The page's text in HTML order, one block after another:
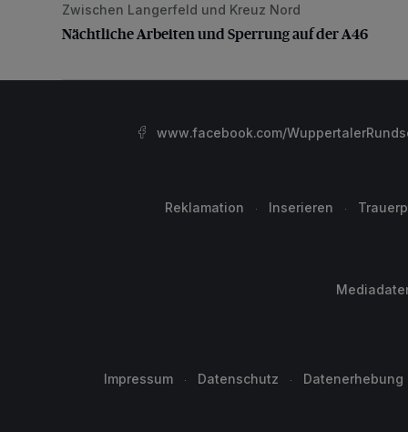
Nächtliche Arbeiten und Sperrung auf der A46
Zwischen Langerfeld und Kreuz Nord
Nächtliche Arbeiten und Sperrung auf der A46
www.facebook.com/
Reklamation Inserieren
Impressum Datenschutz Datenerhebung